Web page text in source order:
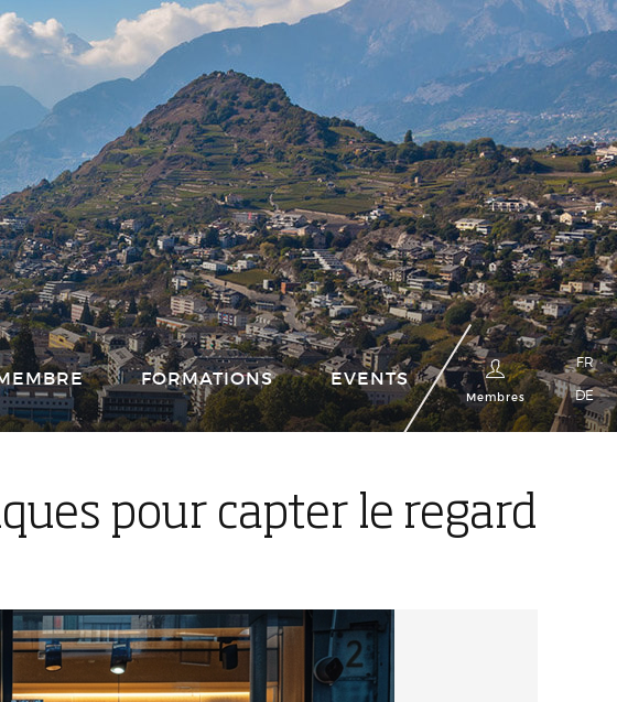
FORMATIONS EVENTS
Membres
FR
DE
pour capter le regard